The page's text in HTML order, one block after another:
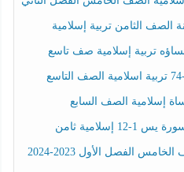
الثامن تربية إسلامية
تربية إسلامية صف تاسع
إسلامية الصف السابع
ثامن
الفصل الأول 2023-2024